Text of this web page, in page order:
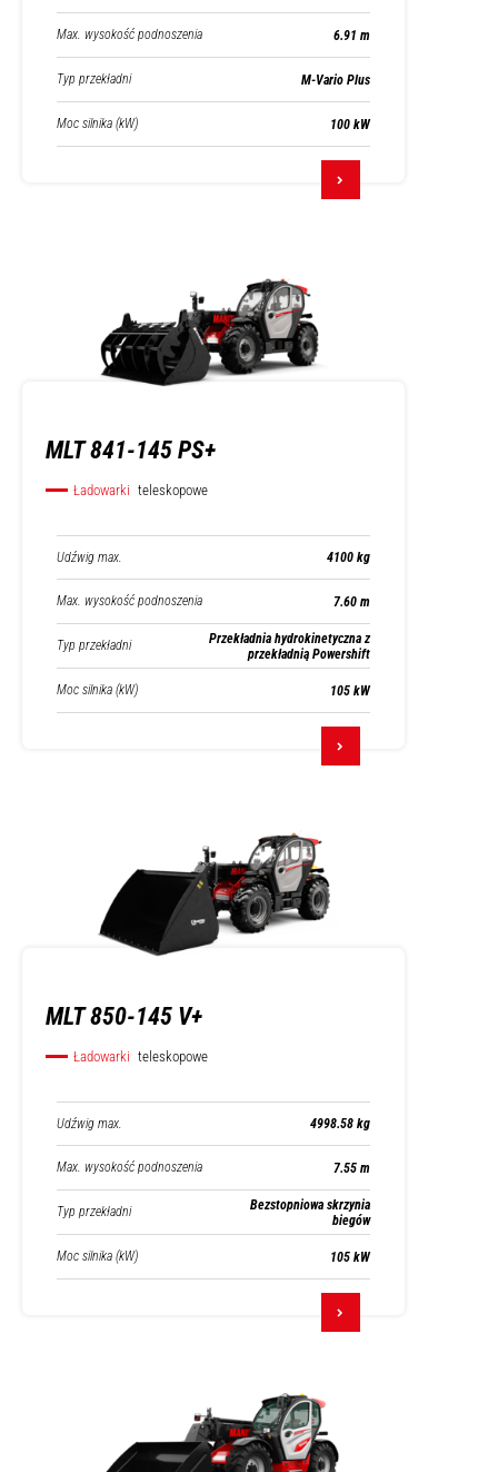
Max. wysokość podnoszenia 6.91 m
Typ przekładni M-Vario Plus
Moc silnika (kW) 100 kW
MLT 841-145 PS+
Ładowarki teleskopowe
Udźwig max. 4100 kg
Max. wysokość podnoszenia 7.60 m
Typ przekładni
Przekładnia hydrokinetyczna z
przekładnią Powershift
Moc silnika (kW) 105 kW
MLT 850-145 V+
Ładowarki teleskopowe
Udźwig max. 4998.58 kg
Max. wysokość podnoszenia 7.55 m
Typ przekładni
Bezstopniowa skrzynia
biegów
Moc silnika (kW) 105 kW